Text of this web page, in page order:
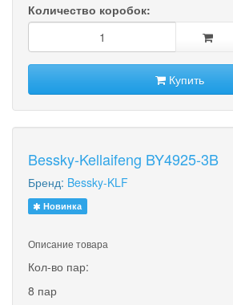
Количество коробок:
Купить
Bessky-Kellaifeng BY4925-3B
Бренд: Bessky-KLF
Новинка
Описание товара
Кол-во пар:
8 пар